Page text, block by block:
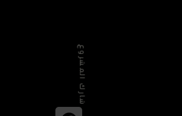
شارك المشروع